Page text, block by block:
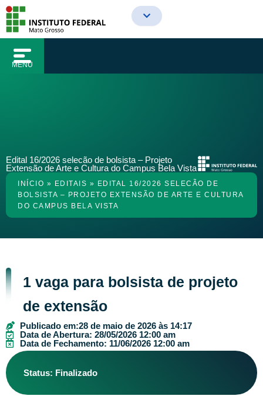
conteúdo
para
conteúdo
MENU
Edital 16/2026 selecão de bolsista – Projeto
Extensão de Arte e Cultura do Campus Bela Vista
INÍCIO » EDITAIS » EDITAL 16/2026 SELECÃO DE
BOLSISTA – PROJETO EXTENSÃO DE ARTE E CULTURA
DO CAMPUS BELA VISTA
1 vaga para bolsista de projeto
de extensão
Publicado em:28 de maio de 2026 às 14:17
Data de Abertura: 28/05/2026 12:00 am
Data de Fechamento: 11/06/2026 12:00 am
Status: Finalizado